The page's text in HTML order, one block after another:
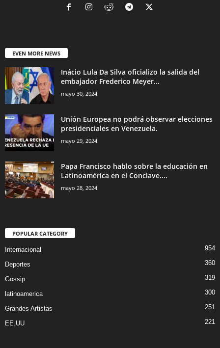
EVEN MORE NEWS
Inácio Lula Da Silva oficializo la salida del
embajador Frederico Meyer...
mayo 30, 2024
Unión Europea no podrá observar elecciones
presidenciales en Venezuela.
mayo 29, 2024
Papa Francisco hablo sobre la educación en
Latinoamérica en el Conclave....
mayo 28, 2024
POPULAR CATEGORY
Internacional 954
Deportes 360
Gossip 319
latinoamerica 300
Grandes Artistas 251
EE.UU 221